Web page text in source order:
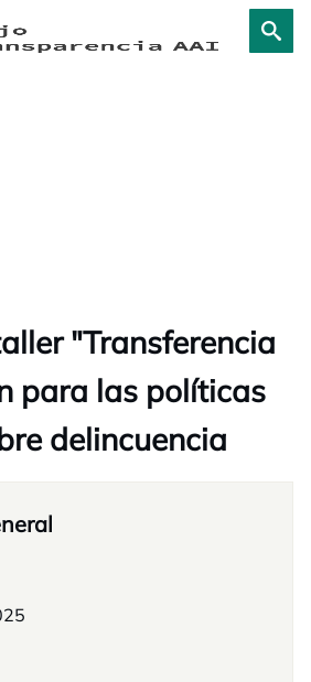
"Transferencia
para las políticas
delincuencia